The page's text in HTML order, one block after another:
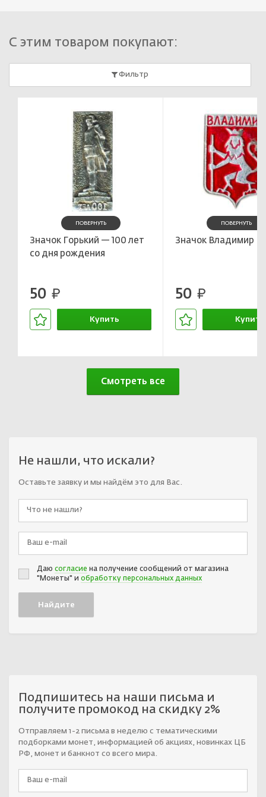
С этим товаром покупают:
Фильтр
ПОВЕРНУТЬ
Значок Горький — 100 лет
со дня рождения
50 руб.
Купить
ПОВЕРНУТЬ
Значок Владимир
50 руб.
Купить
Смотреть все
Не нашли, что искали?
Оставьте заявку и мы найдём это для Вас.
Даю согласие на получение сообщений от магазина
"Монеты" и обработку персональных данных
Подпишитесь на наши письма и
получите промокод на скидку 2%
Отправляем 1-2 письма в неделю с тематическими
подборками монет, информацией об акциях, новинках ЦБ
РФ, монет и банкнот со всего мира.